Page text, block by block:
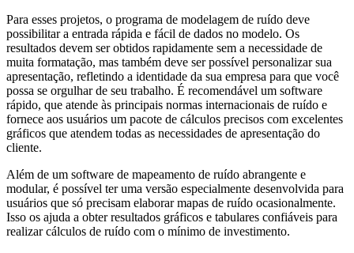
Para esses projetos, o programa de modelagem de ruído deve
possibilitar a entrada rápida e fácil de dados no modelo. Os
resultados devem ser obtidos rapidamente sem a necessidade de
muita formatação, mas também deve ser possível personalizar sua
apresentação, refletindo a identidade da sua empresa para que você
possa se orgulhar de seu trabalho. É recomendável um software
rápido, que atende às principais normas internacionais de ruído e
fornece aos usuários um pacote de cálculos precisos com excelentes
gráficos que atendem todas as necessidades de apresentação do
cliente.
Além de um software de mapeamento de ruído abrangente e
modular, é possível ter uma versão especialmente desenvolvida para
usuários que só precisam elaborar mapas de ruído ocasionalmente.
Isso os ajuda a obter resultados gráficos e tabulares confiáveis para
realizar cálculos de ruído com o mínimo de investimento.